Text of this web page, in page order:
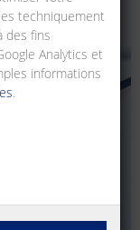
techniquement
des fins
Analytics et
informations
.